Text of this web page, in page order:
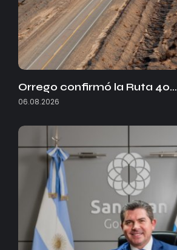
Orrego confirmó la Ruta 40…
06.08.2026